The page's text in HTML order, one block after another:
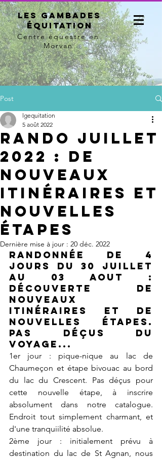
Les Gambades
équitation
Centre équestre en
Morvan
Post
rando juillet
2022 : de
nouveaux
itinéraires et
nouvelles
étapes
lgequitation
5 août 2022
Dernière mise à jour : 20 déc. 2022
Randonnée de 4
jours du 30 juillet
au 03 aout :
découverte de
nouveaux
itinéraires et de
nouvelles étapes.
Pas déçus du
voyage...
1er jour : pique-nique au lac de
Chaumeçon et étape bivouac au bord
du lac du Crescent. Pas déçus pour
cette nouvelle étape, à inscrire
absolument dans notre catalogue.
Endroit tout simplement charmant, et
d'une tranquiilité absolue.
2ème jour : initialement prévu à
destination du lac de St Agnan, nous